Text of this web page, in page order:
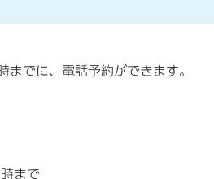
でに、電話予約ができます。
まで